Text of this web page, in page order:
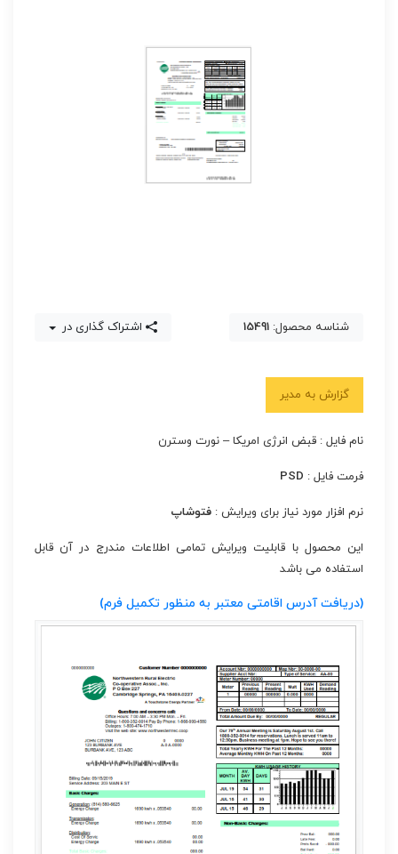
شناسه محصول: 15491 اشتراک گذاری در
گزارش به مدیر
نام فایل : قبض انرژی امریکا – نورت وسترن
فرمت فایل : PSD
نرم افزار مورد نیاز برای ویرایش : فتوشاپ
این محصول با قابلیت ویرایش تمامی اطلاعات مندرج در آن قابل
استفاده می باشد
(دریافت آدرس اقامتی معتبر به منظور تکمیل فرم)